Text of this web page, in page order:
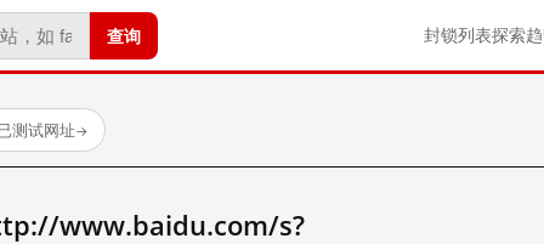
查询 封锁列表探索
测试网址→
www.baidu.com/s?